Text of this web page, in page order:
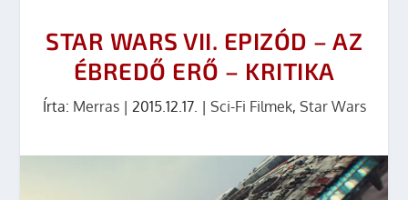
STAR WARS VII. EPIZÓD – AZ
ÉBREDŐ ERŐ – KRITIKA
Írta: Merras| 2015.12.17. | Sci-Fi Filmek, Star Wars